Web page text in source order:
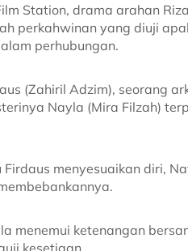
Station, drama arahan
perkahwinan yang diuji
perhubungan.
(Zahiril Adzim), seorang
Nayla (Mira Filzah)
menyesuaikan diri,
menemui ketenangan
kesetiaan.